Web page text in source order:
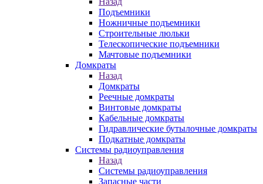
Подъемники
Ножничные подъемники
Строительные люльки
Телескопические подъемники
Мачтовые подъемники
Домкраты
Назад
Домкраты
Реечные домкраты
Винтовые домкраты
Кабельные домкраты
Гидравлические бутылочные домкраты
Подкатные домкраты
Системы радиоуправления
Назад
Системы радиоуправления
Запасные части